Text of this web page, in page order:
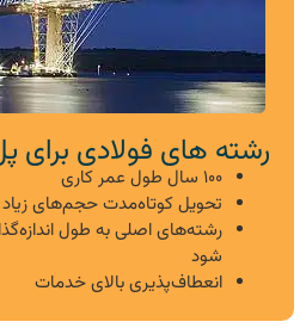
رشته های فولادی برای
۱۰۰ سال طول عمر کاری
تحویل کوتاه‌مدت حجم‌های زیاد
رشته‌های اصلی به طول
شود
انعطاف‌پذیری بالای خدمات